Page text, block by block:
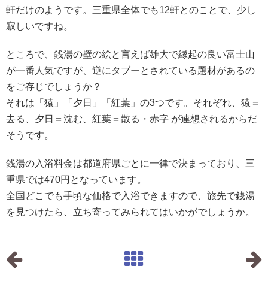
軒だけのようです。三重県全体でも12軒とのことで、少し
寂しいですね。
ところで、銭湯の壁の絵と言えば雄大で縁起の良い富士山
が一番人気ですが、逆にタブーとされている題材があるの
をご存じでしょうか？
それは「猿」「夕日」「紅葉」の3つです。それぞれ、猿＝
去る、夕日＝沈む、紅葉＝散る・赤字 が連想されるからだ
そうです。
銭湯の入浴料金は都道府県ごとに一律で決まっており、三
重県では470円となっています。
全国どこでも手頃な価格で入浴できますので、旅先で銭湯
を見つけたら、立ち寄ってみられてはいかがでしょうか。